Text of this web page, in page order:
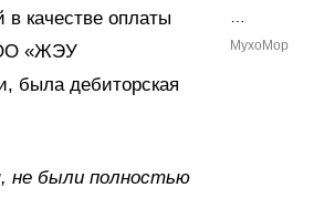
в качестве оплаты
«ЖЭУ
была дебиторская
не были полностью
MyxoMop